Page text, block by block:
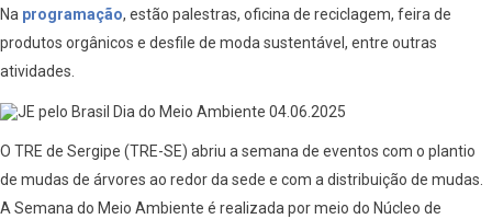
Na programação, estão palestras, oficina de reciclagem, feira de
produtos orgânicos e desfile de moda sustentável, entre outras
atividades.
O TRE de Sergipe (TRE-SE) abriu a semana de eventos com o plantio
de mudas de árvores ao redor da sede e com a distribuição de mudas.
A Semana do Meio Ambiente é realizada por meio do Núcleo de